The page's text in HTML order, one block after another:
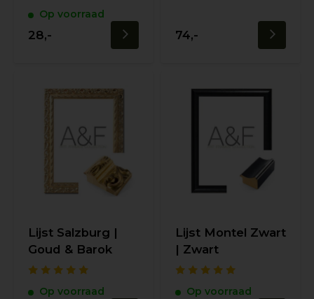
Op voorraad
28,- 74,-
Lijst Salzburg |
Goud & Barok
Op voorraad
Lijst Montel Zwart
| Zwart
Op voorraad